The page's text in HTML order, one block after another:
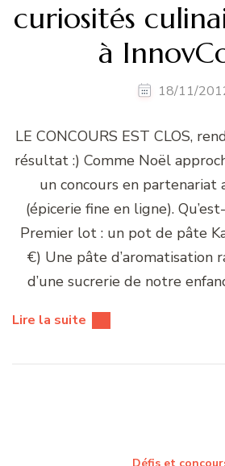
curiosités
à
18/11/
LE CONCOURS EST CLOS,
résultat :) Comme Noël
un concours en partenariat
(épicerie fine en ligne).
Premier lot : un pot de pâte
€) Une pâte d’aromatisation
d’une sucrerie de notre
Lire la suite
Défis et